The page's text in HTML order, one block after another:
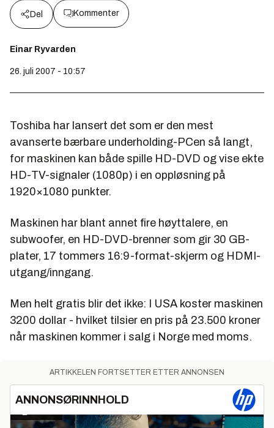
Del Kommenter
Einar Ryvarden
26. juli 2007 - 10:57
Toshiba har lansert det som er den mest
avanserte bærbare underholding-PCen så langt,
for maskinen kan både spille HD-DVD og vise ekte
HD-TV-signaler (1080p) i en oppløsning på
1920×1080 punkter.
Maskinen har blant annet fire høyttalere, en
subwoofer, en HD-DVD-brenner som gir 30 GB-
plater, 17 tommers 16:9-format-skjerm og HDMI-
utgang/inngang.
Men helt gratis blir det ikke: I USA koster maskinen
3200 dollar - hvilket tilsier en pris på 23.500 kroner
når maskinen kommer i salg i Norge med moms.
ARTIKKELEN FORTSETTER ETTER ANNONSEN
ANNONSØRINNHOLD